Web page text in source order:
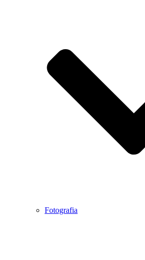
Fotografia